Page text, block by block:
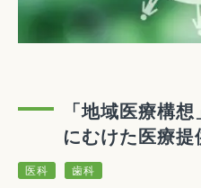
「地域医療構
にむけた医療
医科 歯科